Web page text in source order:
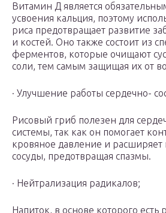
Витамин Д является
усвоения кальция, поэтому
риса предотвращает развитие
и костей. Оно также состоит из
ферментов, которые очищают
соли, тем самым защищая их от
· Улучшение работы сердечно-
Рисовый гриб полезен для
системы, так как он помогает
кровяное давление и
сосуды, предотвращая спазмы.
· Нейтрализация радикалов;
Напиток, в основе которого есть